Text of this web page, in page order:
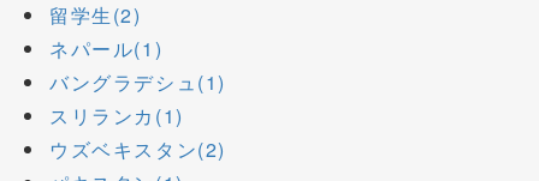
留学生(2)
ネパール(1)
バングラデシュ(1)
スリランカ(1)
ウズベキスタン(2)